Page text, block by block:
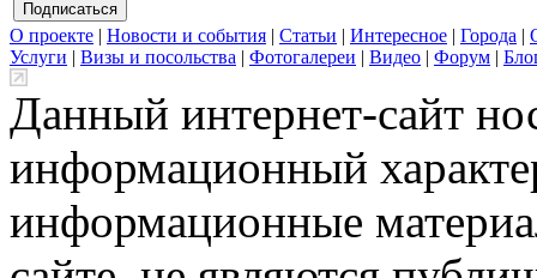
О проекте | Новости и события | Статьи | Интересное | Города |
Услуги | Визы и посольства | Фотогалереи | Видео | Форум |
Данный интернет-сайт
информационный
информационные